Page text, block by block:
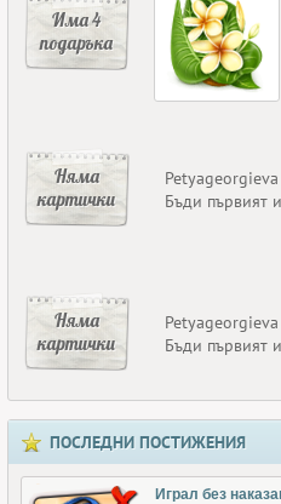
Има 4
подаръка
Няма
картички
Бъди първият
Няма
картички
Бъди първият
ПОСЛЕДНИ ПОСТИЖЕНИЯ
Играл без